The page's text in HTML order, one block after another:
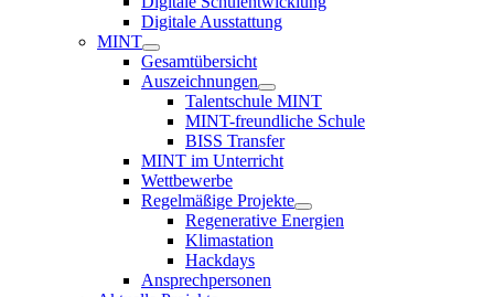
Digitale Ausstattung
MINT
Gesamtübersicht
Auszeichnungen
Talentschule MINT
MINT-freundliche Schule
BISS Transfer
MINT im Unterricht
Wettbewerbe
Regelmäßige Projekte
Regenerative Energien
Klimastation
Hackdays
Ansprechpersonen